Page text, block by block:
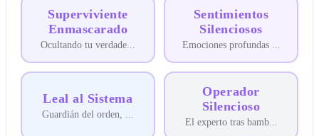
Superviviente
Enmascarado
Ocultando tu verdade
Sentimientos
Silenciosos
Emociones profundas
Leal al Sistema
Guardián del orden, ...
Operador
Silencioso
El experto tras bamb...